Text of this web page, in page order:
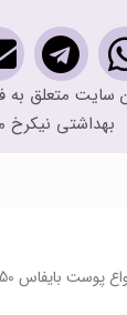
سایت متعلق به
بهداشتی نیکرخ
پوست بایفاس 50 میل